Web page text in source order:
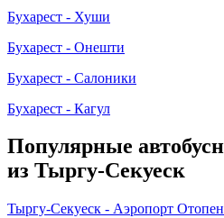
Бухарест - Хуши
Бухарест - Онешти
Бухарест - Салоники
Бухарест - Кагул
Популярные
из Тыргу-Секуеск
Тыргу-Секуеск - Аэропорт